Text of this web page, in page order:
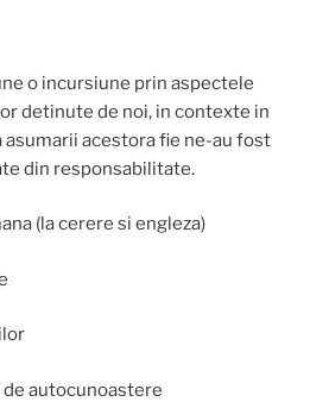
o incursiune prin aspectele
detinute de noi, in contexte in
asumarii acestora fie ne-au fost
din responsabilitate.
(la cerere si engleza)
autocunoastere